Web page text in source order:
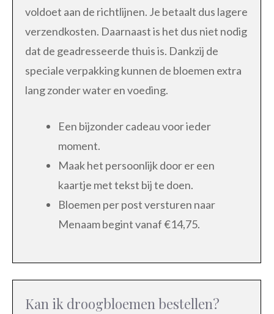
voldoet aan de richtlijnen. Je betaalt dus lagere
verzendkosten. Daarnaast is het dus niet nodig
dat de geadresseerde thuis is. Dankzij de
speciale verpakking kunnen de bloemen extra
lang zonder water en voeding.
Een bijzonder cadeau voor ieder
moment.
Maak het persoonlijk door er een
kaartje met tekst bij te doen.
Bloemen per post versturen naar
Menaam begint vanaf €14,75.
Kan ik droogbloemen bestellen?